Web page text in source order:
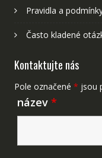
Pravidla a
Často kladené
Kontaktujte nás
Pole označené * jsou
název *